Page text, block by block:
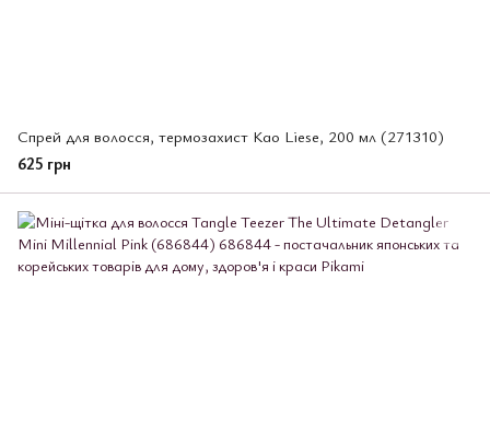
Спрей для волосся, термозахист Kao Liese, 200 мл (271310)
625 грн